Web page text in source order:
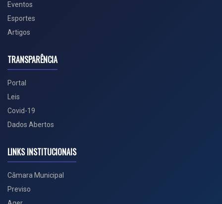
Eventos
Esportes
Artigos
TRANSPARÊNCIA
Portal
Leis
Covid-19
Dados Abertos
LINKS INSTITUCIONAIS
Câmara Municipal
Previso